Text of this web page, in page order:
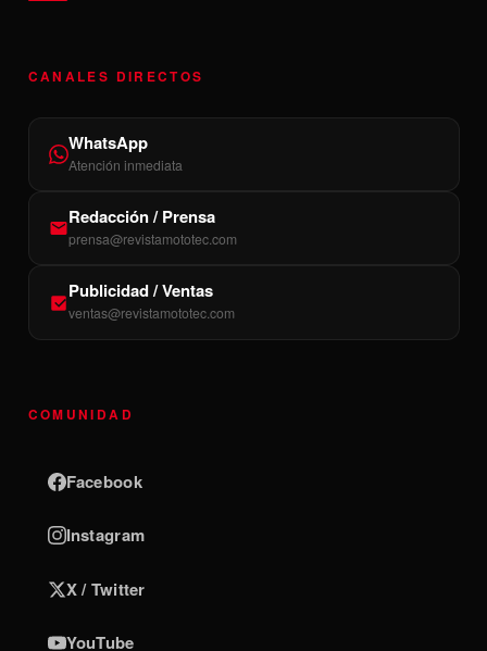
CANALES DIRECTOS
WhatsApp
Atención inmediata
Redacción / Prensa
prensa@revistamototec.com
Publicidad / Ventas
ventas@revistamototec.com
COMUNIDAD
Facebook
Instagram
X / Twitter
YouTube